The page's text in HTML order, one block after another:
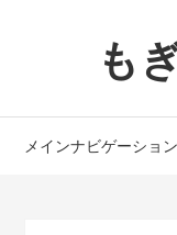
ョ
へ
も
メインナビゲーション